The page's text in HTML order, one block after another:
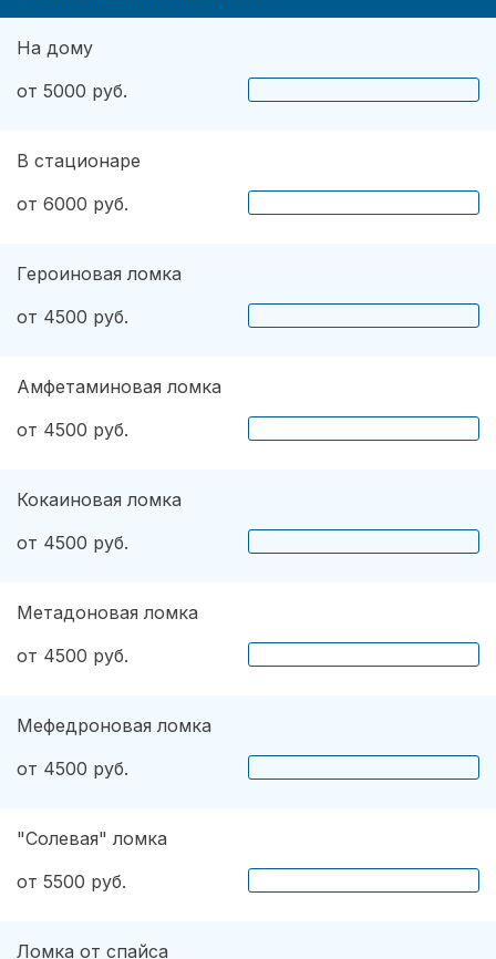
На дому
от 5000 руб.
В стационаре
от 6000 руб.
Героиновая ломка
от 4500 руб.
Амфетаминовая ломка
от 4500 руб.
Кокаиновая ломка
от 4500 руб.
Метадоновая ломка
от 4500 руб.
Мефедроновая ломка
от 4500 руб.
"Солевая" ломка
от 5500 руб.
Ломка от спайса